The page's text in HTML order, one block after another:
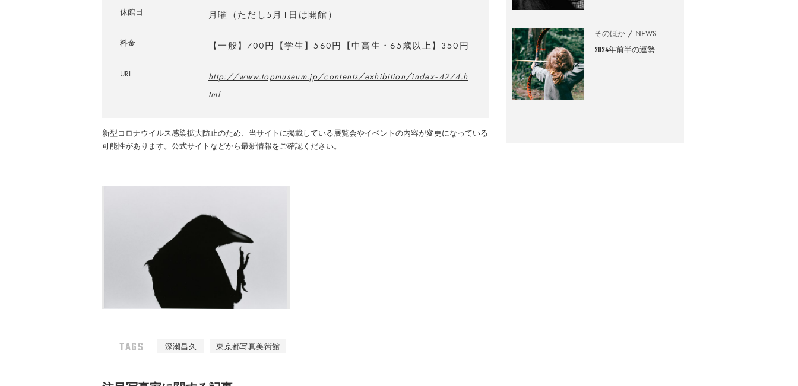
休館日 月曜（ただし5月1日は開館）
料金 【一般】700円【学生】560円【中高生・65歳以上】350円
URL
http://www.topmuseum.jp/contents/exhibition/index-4274.h
tml
新型コロナウイルス感染拡大防止のため、当サイトに掲載している展覧会やイベントの内容が変更になっている
可能性があります。公式サイトなどから最新情報をご確認ください。
TAGS 深瀬昌久 東京都写真美術館
そのほか NEWS
2024年前半の運勢